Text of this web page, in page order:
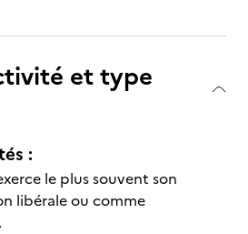
et type
:
le plus souvent son
libérale ou comme